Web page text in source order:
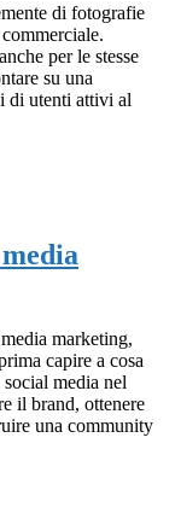
di fotografie
per le stesse
su una
di utenti attivi al
marketing,
capire a cosa
media nel
il brand, ottenere
una community